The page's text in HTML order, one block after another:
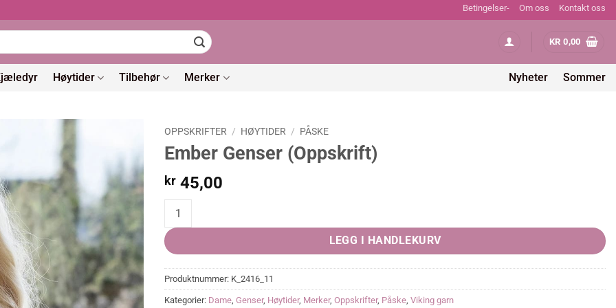
Betingelser- Om oss Kontakt oss
KR 0,00
Høytider Tilbehør Merker Nyheter Sommer
OPPSKRIFTER / HØYTIDER / PÅSKE
Ember Genser (Oppskrift)
kr 45,00
Ember Genser (Oppskrift) quantity
LEGG I HANDLEKURV
Produktnummer: K_2416_11
Kategorier: Dame, Genser, Høytider, Merker, Oppskrifter, Påske, Viking garn